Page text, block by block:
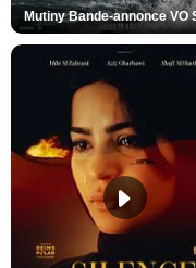
Mutiny Bande-annonce VO